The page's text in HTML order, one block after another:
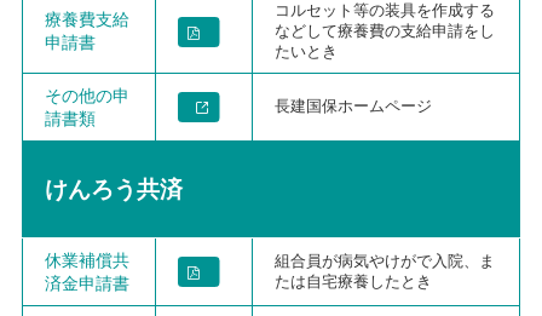
療養費支給
申請書
コルセット等の装具を作成する
などして療養費の支給申請をし
たいとき
その他の申
請書類
長建国保ホームページ
けんろう共済
休業補償共
済金申請書
組合員が病気やけがで入院、ま
たは自宅療養したとき